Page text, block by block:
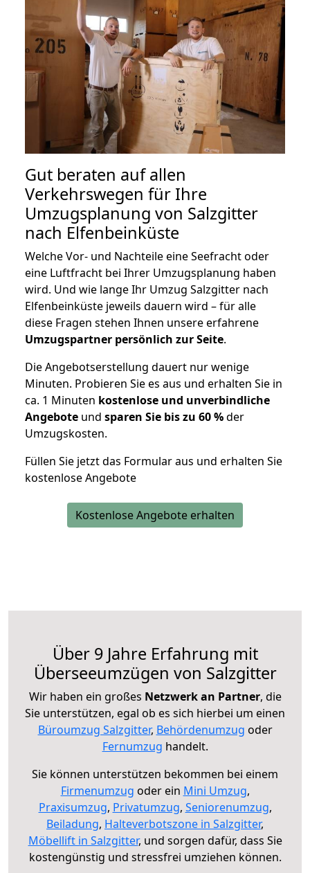
Gut beraten auf allen
Verkehrswegen für Ihre
Umzugsplanung von Salzgitter
nach Elfenbeinküste
Welche Vor- und Nachteile eine Seefracht oder
eine Luftfracht bei Ihrer Umzugsplanung haben
wird. Und wie lange Ihr Umzug Salzgitter nach
Elfenbeinküste jeweils dauern wird – für alle
diese Fragen stehen Ihnen unsere erfahrene
Umzugspartner persönlich zur Seite.
Die Angebotserstellung dauert nur wenige
Minuten. Probieren Sie es aus und erhalten Sie in
ca. 1 Minuten kostenlose und unverbindliche
Angebote und sparen Sie bis zu 60 %der
Umzugskosten.
Füllen Sie jetzt das Formular aus und erhalten Sie
kostenlose Angebote
Kostenlose Angebote erhalten
Über 9 Jahre Erfahrung mit
Überseeumzügen von Salzgitter
Wir haben ein großes Netzwerk an Partner, die
Sie unterstützen, egal ob es sich hierbei um einen
Büroumzug Salzgitter, Behördenumzug oder
Fernumzug handelt.
Sie können unterstützen bekommen bei einem
Firmenumzug oder ein Mini Umzug,
Praxisumzug, Privatumzug, Seniorenumzug,
Beiladung, Halteverbotszone in Salzgitter,
Möbellift in Salzgitter, und sorgen dafür, dass Sie
kostengünstig und stressfrei umziehen können.